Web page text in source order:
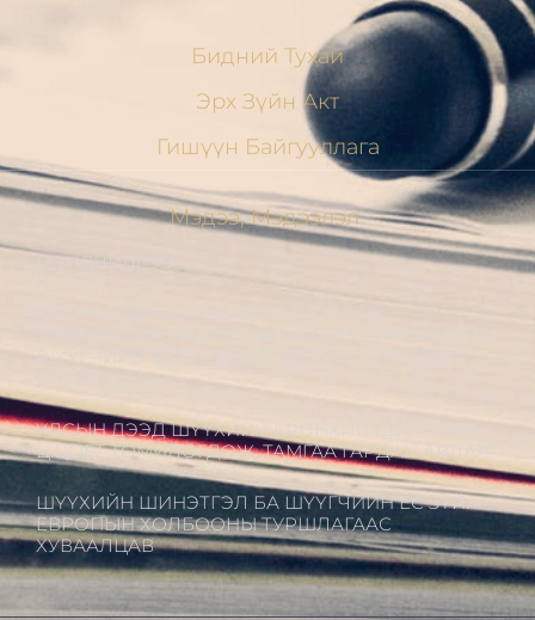
Бидний Тухай
Эрх Зүйн Акт
Гишүүн Байгууллага
Мэдээ, Мэдээлэл
МЭНДЧИЛГЭЭ
ШҮҮГЧДИЙН ХОЛБООНЫ УДИРДАХ
СОЛИЛЦОВ
УЛСЫН ДЭЭД ШҮҮХИЙН ЕРӨНХИЙ ШҮҮГЧЭЭР
Ц.ЦОГТ ТОМИЛОГДОЖ, ТАМГАА ГАРДАН АВЛАА
ШҮҮХИЙН ШИНЭТГЭЛ БА ШҮҮГЧИЙН ЁС ЗҮЙ:
ЕВРОПЫН ХОЛБООНЫ ТУРШЛАГААС
ХУВААЛЦАВ